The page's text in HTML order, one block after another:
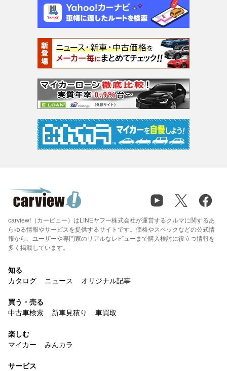
carview!（カービュー）はLINEヤフー株式会社が運営するクルマに関するあ
らゆる情報やサービスを提供するサイトです。価格やスペックなどの公式情
報から、ユーザーや専門家のリアルなレビューまで購入検討に役立つ情報を
多く掲載しています。
知る
カタログ
ニュース オリジナル記事
買う・売る
中古車検索
新車見積り 車買取
楽しむ
マイカー
みんカラ
サービス